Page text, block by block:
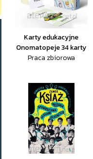
Karty edukacyjne
Onomatopeje 34 karty
Praca zbiorowa